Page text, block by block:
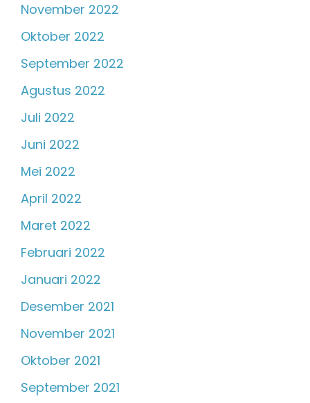
November 2022
Oktober 2022
September 2022
Agustus 2022
Juli 2022
Juni 2022
Mei 2022
April 2022
Maret 2022
Februari 2022
Januari 2022
Desember 2021
November 2021
Oktober 2021
September 2021